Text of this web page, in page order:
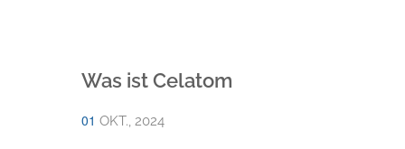
Was ist Celatom
01 OKT., 2024